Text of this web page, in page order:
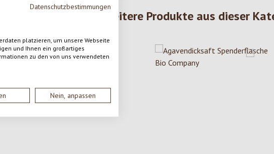
Datenschutzbestimmungen
platzieren, um unsere Webseite
und Ihnen ein großartiges
zu den von uns verwendeten
Nein, anpassen
Weitere Produkte aus dieser